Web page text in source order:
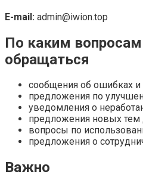
E-mail: admin@iwion.top
По каким
обращаться
сообщения об ошибках и
предложения по
уведомления о
предложения новых тем
вопросы по
предложения о
Важно